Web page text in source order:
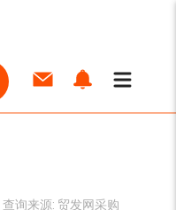
查询来源: 贸发网采购